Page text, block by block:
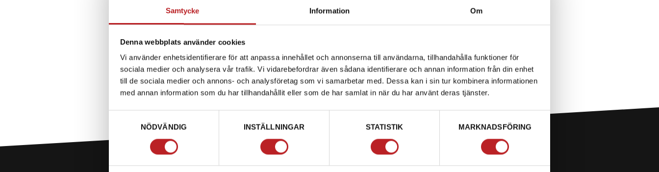
Samtycke Information Om
Denna webbplats använder cookies
Vi använder enhetsidentifierare för att anpassa innehållet och annonserna till användarna, tillhandahålla funktioner för
sociala medier och analysera vår trafik. Vi vidarebefordrar även sådana identifierare och annan information från din enhet
till de sociala medier och annons- och analysföretag som vi samarbetar med. Dessa kan i sin tur kombinera informationen
med annan information som du har tillhandahållit eller som de har samlat in när du har använt deras tjänster.
NÖDVÄNDIG
INSTÄLLNINGAR STATISTIK MARKNADSFÖRING